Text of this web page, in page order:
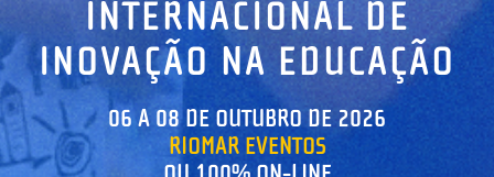
INTERNACIONAL DE
INOVAÇÃO NA EDUCAÇÃO
06 A 08 DE OUTUBRO DE 2026
RIOMAR EVENTOS
OU 100% ON-LINE